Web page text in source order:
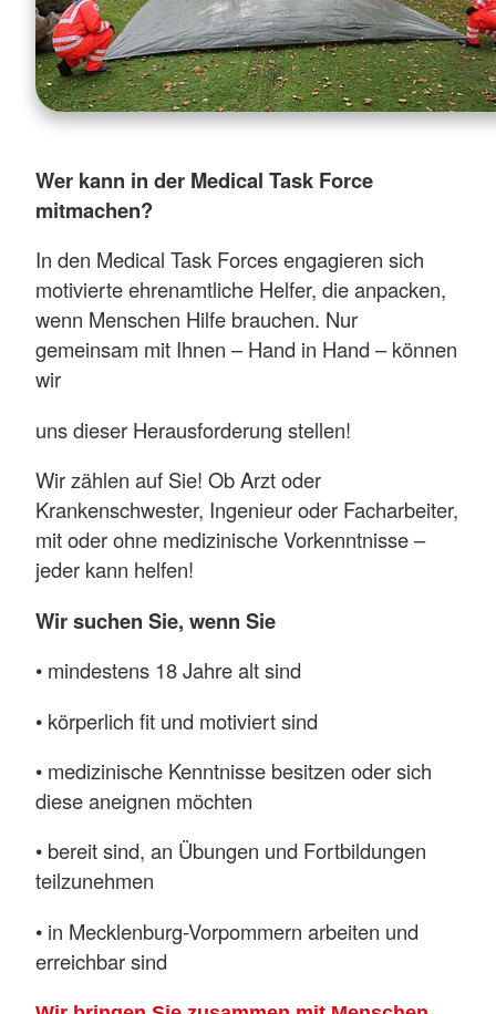
Wer kann in der Medical Task Force
mitmachen?
In den Medical Task Forces engagieren sich
motivierte ehrenamtliche Helfer, die anpacken,
wenn Menschen Hilfe brauchen. Nur
gemeinsam mit Ihnen – Hand in Hand – können
wir
uns dieser Herausforderung stellen!
Wir zählen auf Sie! Ob Arzt oder
Krankenschwester, Ingenieur oder Facharbeiter,
mit oder ohne medizinische Vorkenntnisse –
jeder kann helfen!
Wir suchen Sie, wenn Sie
• mindestens 18 Jahre alt sind
• körperlich fit und motiviert sind
• medizinische Kenntnisse besitzen oder sich
diese aneignen möchten
• bereit sind, an Übungen und Fortbildungen
teilzunehmen
• in Mecklenburg-Vorpommern arbeiten und
erreichbar sind